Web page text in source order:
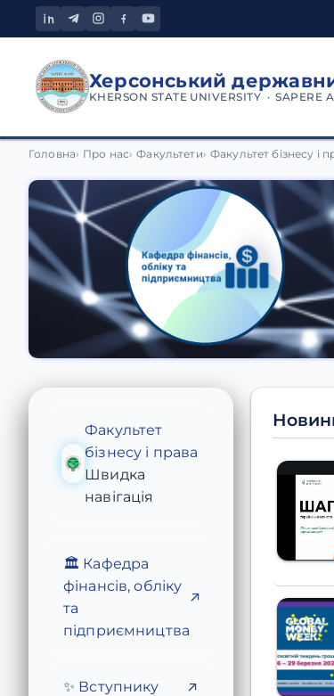
Херсонський
KHERSON STATE UNIVERSITY ·
Кафедра фінансів,
Головна Про нас Факультети Факультет бізнесу і
Факультет
бізнесу і права
Швидка
навігація
🏛️ Кафедра
фінансів, обліку
та
підприємництва
↗
✨ Вступнику ↗